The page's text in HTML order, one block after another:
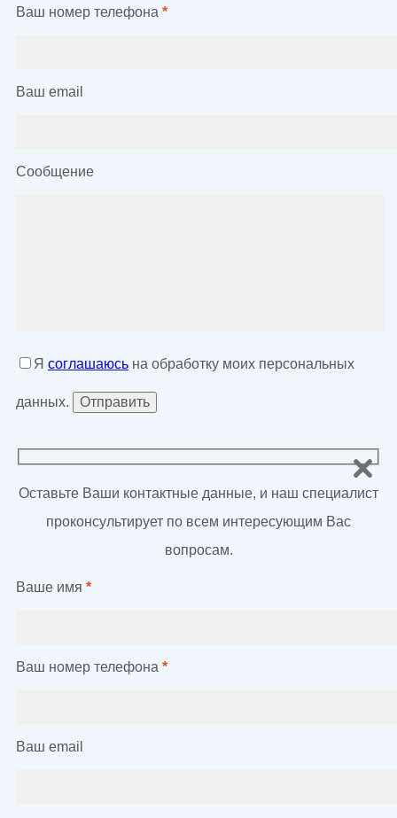
Ваш номер телефона *
Ваш email
Сообщение
Я соглашаюсь на обработку моих персональных
данных.
Оставьте Ваши контактные данные, и наш специалист
проконсультирует по всем интересующим Вас
вопросам.
Ваше имя *
Ваш номер телефона *
Ваш email